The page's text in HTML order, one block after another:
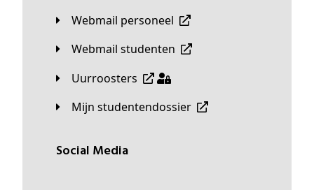
Webmail personeel
Webmail studenten
Uurroosters
Mijn studentendossier
Social Media